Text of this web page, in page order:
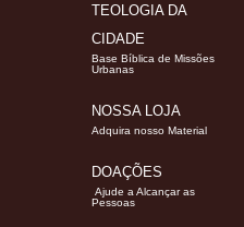
TEOLOGIA DA
CIDADE
Base Bíblica de Missões
Urbanas
NOSSA LOJA
Adquira nosso Material
DOAÇÕES
Ajude a Alcançar as
Pessoas